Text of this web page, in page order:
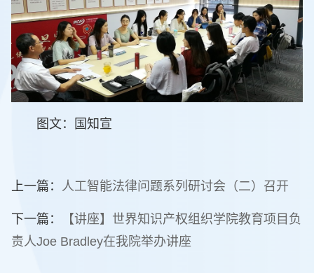
图文：国知宣
上一篇： 人工智能法律问题系列研讨会（二）召开
下一篇：
【讲座】世界知识产权组织学院教育项目负
责人Joe Bradley在我院举办讲座